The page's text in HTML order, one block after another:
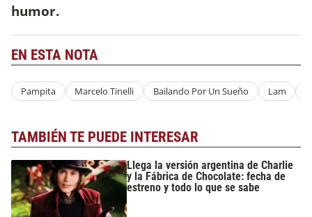
humor.
EN ESTA NOTA
Pampita Marcelo Tinelli Bailando Por Un Sueño Lam
TAMBIÉN TE PUEDE INTERESAR
Llega la versión argentina de Charlie
y la Fábrica de Chocolate: fecha de
estreno y todo lo que se sabe